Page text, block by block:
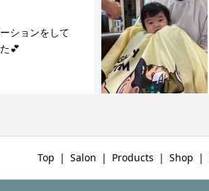
ションをして
💕
Top Salon Products Shop